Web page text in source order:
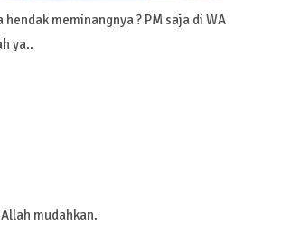
hendak meminangnya ? PM saja di WA
ya..
mudahkan.